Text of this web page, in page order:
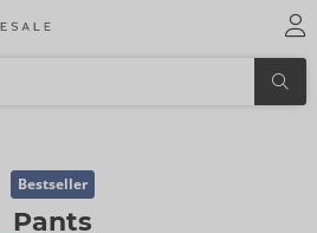
Bestseller
Pants